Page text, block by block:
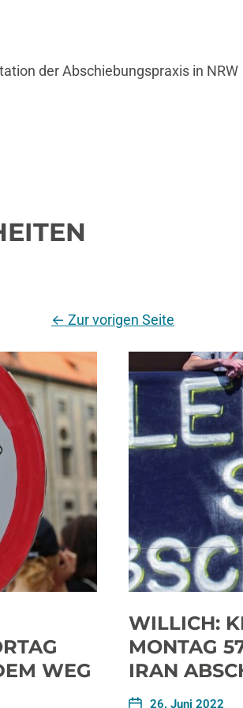
der Abschiebungspraxis in NRW
← Zur vorigen Seite
WEG
WILLICH:
MONTAG
IRAN
26. Juni 2022